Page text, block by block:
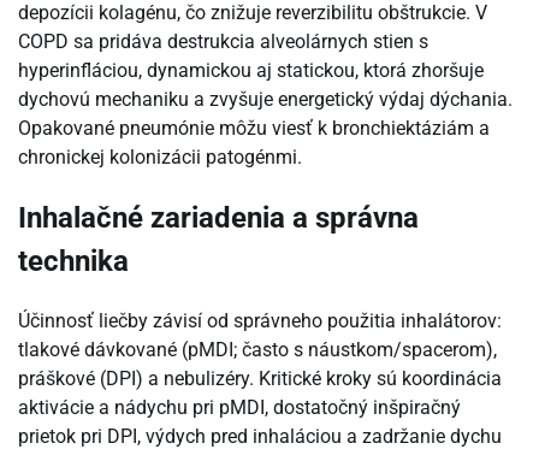
depozícii kolagénu, čo znižuje reverzibilitu obštrukcie. V
COPD sa pridáva destrukcia alveolárnych stien s
hyperinfláciou, dynamickou aj statickou, ktorá zhoršuje
dychovú mechaniku a zvyšuje energetický výdaj dýchania.
Opakované pneumónie môžu viesť k bronchiektáziám a
chronickej kolonizácii patogénmi.
Inhalačné zariadenia a správna
technika
Účinnosť liečby závisí od správneho použitia inhalátorov:
tlakové dávkované (pMDI; často s náustkom/spacerom),
práškové (DPI) a nebulizéry. Kritické kroky sú koordinácia
aktivácie a nádychu pri pMDI, dostatočný inšpiračný
prietok pri DPI, výdych pred inhaláciou a zadržanie dychu